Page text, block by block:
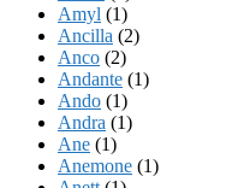
Amyl (1)
Ancilla (2)
Anco (2)
Andante (1)
Ando (1)
Andra (1)
Ane (1)
Anemone (1)